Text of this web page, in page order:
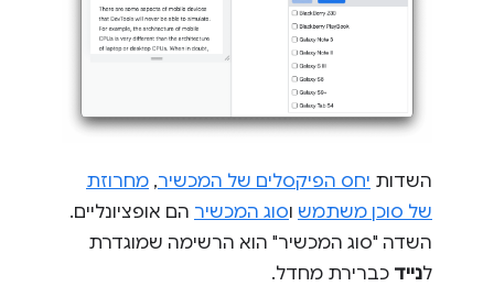
השדות יחס הפיקסלים של המכשיר, מחרוזת
של סוכן משתמש וסוג המכשיר הם אופציונליים.
השדה "סוג המכשיר" הוא הרשימה שמוגדרת
לנייד כברירת מחדל.